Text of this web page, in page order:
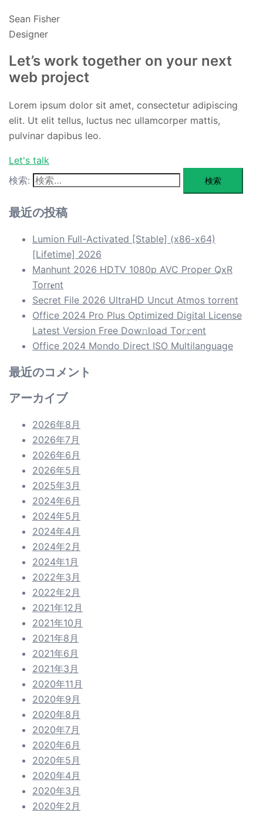
Sean Fisher
Designer
Let’s work together on your next
web project
Lorem ipsum dolor sit amet, consectetur adipiscing
elit. Ut elit tellus, luctus nec ullamcorper mattis,
pulvinar dapibus leo.
Let's talk
検索:
最近の投稿
Lumion Full-Activated [Stable] (x86-x64)
[Lifetime] 2026
Manhunt 2026 HDTV 1080p AVC Proper QxR
Torr𝐞nt
Secret File 2026 UltraHD Uncut Atmos torrent
Office 2024 Pro Plus Optimized Digital License
Latest Version Frее Dow𝚗load Tоr𝚛ent
Office 2024 Mondo Direct ISO Multilanguage
最近のコメント
アーカイブ
2026年8月
2026年7月
2026年6月
2026年5月
2025年3月
2024年6月
2024年5月
2024年4月
2024年2月
2024年1月
2022年3月
2022年2月
2021年12月
2021年10月
2021年8月
2021年6月
2021年3月
2020年11月
2020年9月
2020年8月
2020年7月
2020年6月
2020年5月
2020年4月
2020年3月
2020年2月